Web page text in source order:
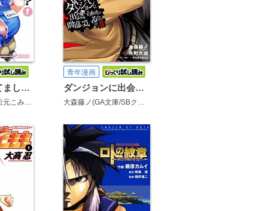
玉川さん 出てました？
こみかん
青年漫画
ダンジョンに出会いを求めるのは間違っているだろうかII
大森藤ノ(GA文庫/SBクリエイティブ刊)